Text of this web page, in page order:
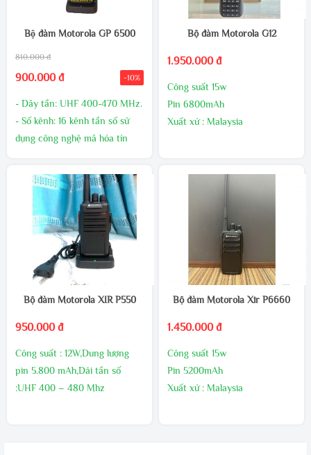
LIÊN HÊ TRỰC TIẾP ĐỂ CÓ
XUYÊN
LIÊN HÊ TRỰC TIẾP ĐỂ CÓ
Bộ đàm Motorola GP 6500
810.000 đ
900.000 đ -10%
- Dãy tần: UHF 400-470 MHz.
- Số kênh: 16 kênh tần số sử
dụng công nghệ mã hóa tín
- Công suất phát: 10W (UHF).
- Pin: 5800mAh - 7.4V mang
lại thời gian đàm thoại dài.
- Đèn báo trạng thái tín hiệu
và Pin sạc.
Bộ đàm Motorola G12
1.950.000 đ
Công suất 15w
Pin 6800mAh
Xuất xứ : Malaysia
nhà sản xuất
Bộ đàm Motorola XIR P550
950.000 đ
Công suất : 12W,Dung lượng
pin 5.800 mAh,Dải tần số
:UHF 400 – 480 Mhz
Bộ đàm Motorola Xir P6660
1.450.000 đ
Công suất 15w
Pin 5200mAh
Xuất xứ : Malaysia